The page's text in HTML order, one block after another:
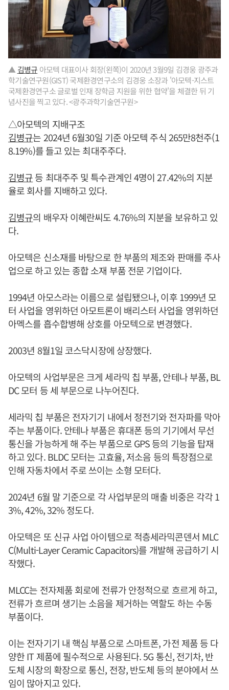
▲ 김병규 아모텍 대표이사 회장(왼쪽)이 2020년 3월9일 김경웅 광주과
학기술연구원(GIST) 국제환경연구소의 김경웅 소장과 '아모텍-지스트
국제환경연구소 글로벌 인재 장학금 지원을 위한 협약'을 체결한 뒤 기
념사진을 찍고 있다. <광주과학기술연구원>
△아모텍의 지배구조
김병규는 2024년 6월30일 기준 아모텍 주식 265만8천주(1
8.19%)를 들고 있는 최대주주다.
김병규등 최대주주 및 특수관계인 4명이 27.42%의 지분
율로 회사를 지배하고 있다.
김병규의 배우자 이혜란씨도 4.76%의 지분을 보유하고 있
다.
아모텍은 신소재를 바탕으로 한 부품의 제조와 판매를 주사
업으로 하고 있는 종합 소재 부품 전문 기업이다.
1994년 아모스라는 이름으로 설립됐으나, 이후 1999년 모
터 사업을 영위하던 아모트론이 배리스터 사업을 영위하던
아멕스를 흡수합병해 상호를 아모텍으로 변경했다.
2003년 8월1일 코스닥시장에 상장했다.
아모텍의 사업부문은 크게 세라믹 칩 부품, 안테나 부품, BL
DC 모터 등 세 부문으로 나누어진다.
세라믹 칩 부품은 전자기기 내에서 정전기와 전자파를 막아
주는 부품이다. 안테나 부품은 휴대폰 등의 기기에서 무선
통신을 가능하게 해 주는 부품으로 GPS 등의 기능을 탑재
하고 있다. BLDC 모터는 고효율, 저소음 등의 특장점으로
인해 자동차에서 주로 쓰이는 소형 모터다.
2024년 6월 말 기준으로 각 사업부문의 매출 비중은 각각 1
3%, 42%, 32% 정도다.
아모텍은 또 신규 사업 아이템으로 적층세라믹콘덴서 MLC
C(Multi-Layer Ceramic Capacitors)를 개발해 공급하기 시
작했다.
MLCC는 전자제품 회로에 전류가 안정적으로 흐르게 하고,
전류가 흐르며 생기는 소음을 제거하는 역할도 하는 수동
부품이다.
이는 전자기기 내 핵심 부품으로 스마트폰, 가전 제품 등 다
양한 IT 제품에 필수적으로 사용된다. 5G 통신, 전기차, 반
도체 시장의 확장으로 통신, 전장, 반도체 등의 분야에서 쓰
임이 많아지고 있다.